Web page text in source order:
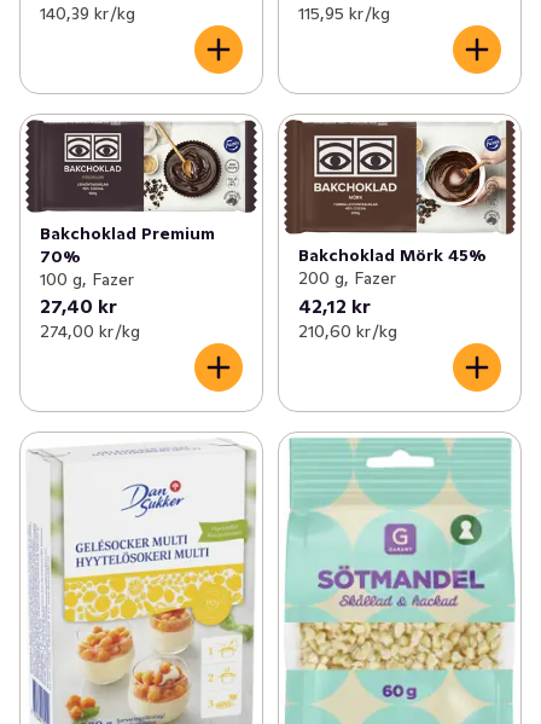
140,39 kr /kg 115,95 kr /kg
Bakchoklad Premium
70%
100 g, Fazer
27,40 kr
274,00 kr /kg
Bakchoklad Mörk 45%
200 g, Fazer
42,12 kr
210,60 kr /kg